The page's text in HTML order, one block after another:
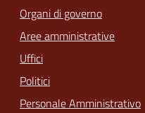
Organi di governo
Aree amministrative
Uffici
Politici
Personale Amministrativo